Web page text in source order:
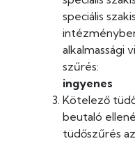
speciális
alkalmassági
ingyenes
Kötelező
beutaló